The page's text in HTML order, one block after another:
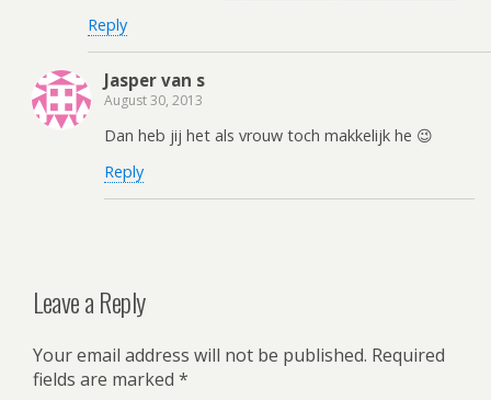
Reply
Jasper van s
August 30, 2013
Dan heb jij het als vrouw toch makkelijk he 😉
Reply
Leave a Reply
Your email address will not be published. Required
fields are marked *